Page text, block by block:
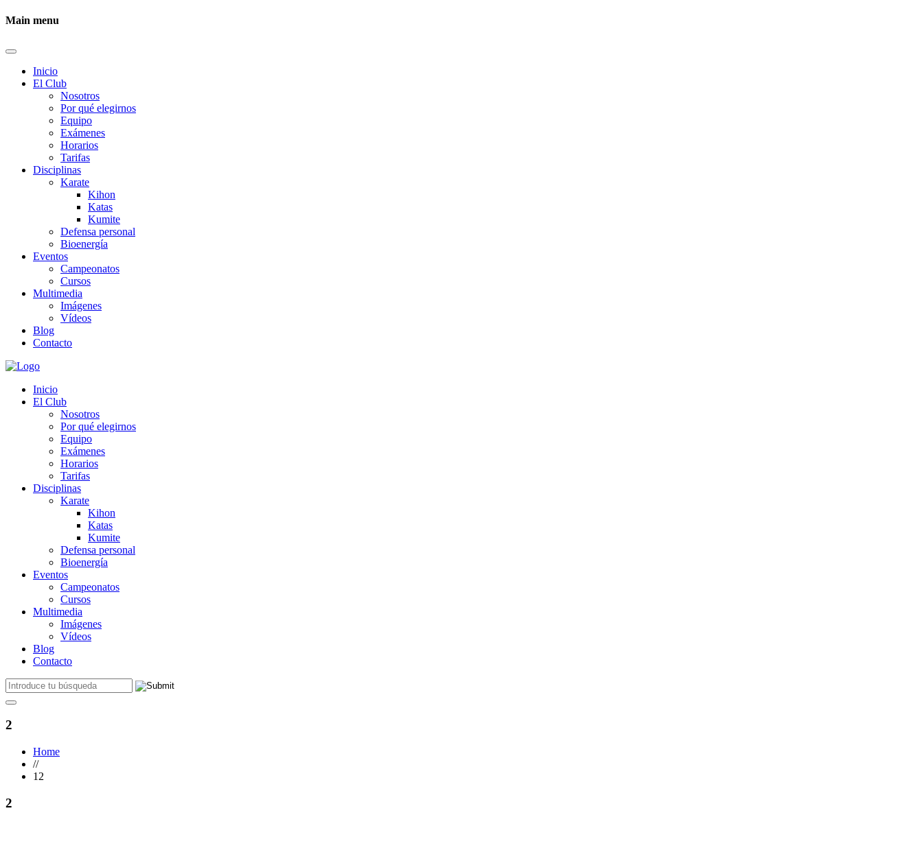
Main menu
Inicio
El Club
Nosotros
Por qué elegirnos
Equipo
Exámenes
Horarios
Tarifas
Disciplinas
Karate
Kihon
Katas
Kumite
Defensa personal
Bioenergía
Eventos
Campeonatos
Cursos
Multimedia
Imágenes
Vídeos
Blog
Contacto
Inicio
El Club
Nosotros
Por qué elegirnos
Equipo
Exámenes
Horarios
Tarifas
Disciplinas
Karate
Kihon
Katas
Kumite
Defensa personal
Bioenergía
Eventos
Campeonatos
Cursos
Multimedia
Imágenes
Vídeos
Blog
Contacto
2
Home
//
12
2